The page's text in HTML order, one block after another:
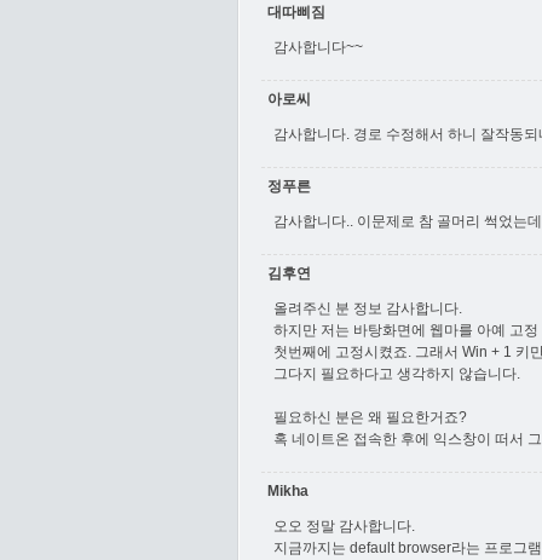
대따삐짐
감사합니다~~
아로씨
감사합니다. 경로 수정해서 하니 잘작동되
정푸른
감사합니다.. 이문제로 참 골머리 썩었는
김후연
올려주신 분 정보 감사합니다.
하지만 저는 바탕화면에 웹마를 아예 고정
첫번째에 고정시켰죠. 그래서 Win + 1 키
그다지 필요하다고 생각하지 않습니다.
필요하신 분은 왜 필요한거죠?
혹 네이트온 접속한 후에 익스창이 떠서
Mikha
오오 정말 감사합니다.
지금까지는 default browser라는 프로그